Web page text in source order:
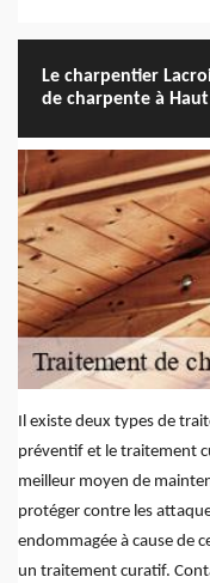
Le charpentier
de charpente à
Il existe deux types de
préventif et le traitement
meilleur moyen de
protéger contre les
endommagée à cause de
un traitement curatif.